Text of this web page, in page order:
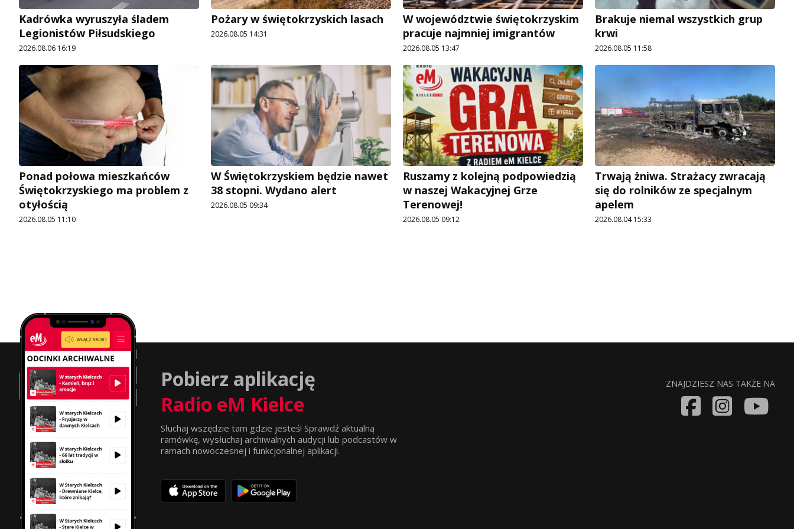
Kadrówka wyruszyła śladem
Legionistów Piłsudskiego
2026.08.06 16:19
Pożary w świętokrzyskich lasach
2026.08.05 14:31
W województwie świętokrzyskim
pracuje najmniej imigrantów
2026.08.05 13:47
Brakuje niemal wszystkich grup
krwi
2026.08.05 11:58
Ponad połowa mieszkańców
Świętokrzyskiego ma problem z
otyłością
2026.08.05 11:10
W Świętokrzyskiem będzie nawet
38 stopni. Wydano alert
2026.08.05 09:34
Ruszamy z kolejną podpowiedzią
w naszej Wakacyjnej Grze
Terenowej!
2026.08.05 09:12
Trwają żniwa. Strażacy zwracają
się do rolników ze specjalnym
apelem
2026.08.04 15:33
Pobierz aplikację
Radio eM Kielce
Słuchaj wszędzie tam gdzie jesteś! Sprawdź aktualną
ramówkę, wysłuchaj archiwalnych audycji lub podcastów w
ramach nowoczesnej i funkcjonalnej aplikacji.
ZNAJDZIESZ NAS TAKŻE NA